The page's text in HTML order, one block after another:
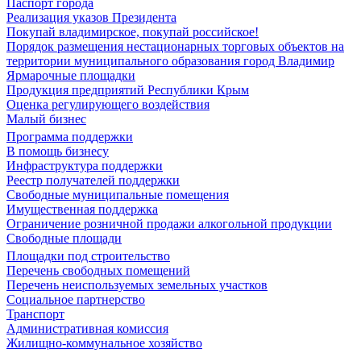
Паспорт города
Реализация указов Президента
Покупай владимирское, покупай российское!
Порядок размещения нестационарных торговых объектов на
территории муниципального образования город Владимир
Ярмарочные площадки
Продукция предприятий Республики Крым
Оценка регулирующего воздействия
Малый бизнес
Программа поддержки
В помощь бизнесу
Инфраструктура поддержки
Реестр получателей поддержки
Свободные муниципальные помещения
Имущественная поддержка
Ограничение розничной продажи алкогольной продукции
Свободные площади
Площадки под строительство
Перечень свободных помещений
Перечень неиспользуемых земельных участков
Социальное партнерство
Транспорт
Административная комиссия
Жилищно-коммунальное хозяйство